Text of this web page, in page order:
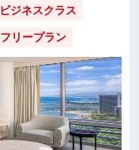
ビジネスクラス
フリープラン